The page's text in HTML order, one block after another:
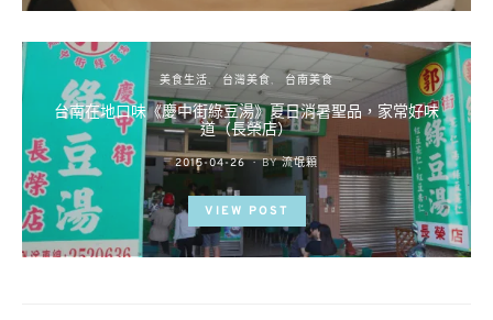
美食生活 台灣美食 台南美食
台南在地口味《慶中街綠豆湯》夏日消暑聖品，家常好味
道（長榮店）
POSTED
2015-04-26 BY 流氓顆
VIEW POST